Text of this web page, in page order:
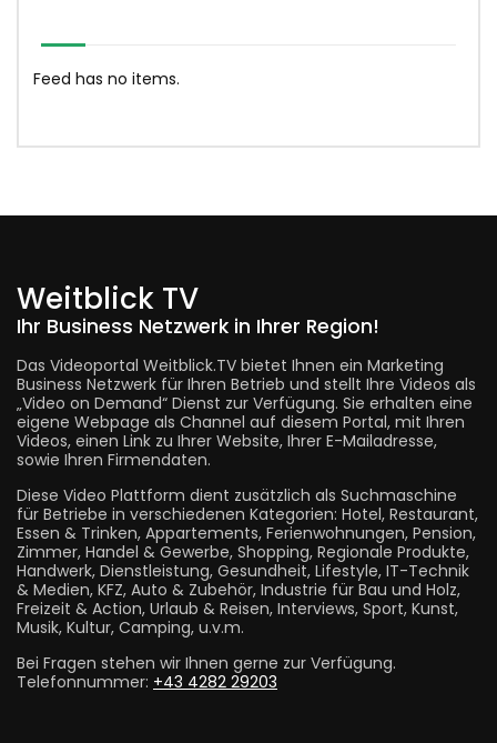
Feed has no items.
Weitblick TV
Ihr Business Netzwerk in Ihrer Region!
Das Videoportal Weitblick.TV bietet Ihnen ein Marketing
Business Netzwerk für Ihren Betrieb und stellt Ihre Videos als
„Video on Demand“ Dienst zur Verfügung. Sie erhalten eine
eigene Webpage als Channel auf diesem Portal, mit Ihren
Videos, einen Link zu Ihrer Website, Ihrer E-Mailadresse,
sowie Ihren Firmendaten.
Diese Video Plattform dient zusätzlich als Suchmaschine
für Betriebe in verschiedenen Kategorien: Hotel, Restaurant,
Essen & Trinken, Appartements, Ferienwohnungen, Pension,
Zimmer, Handel & Gewerbe, Shopping, Regionale Produkte,
Handwerk, Dienstleistung, Gesundheit, Lifestyle, IT-Technik
& Medien, KFZ, Auto & Zubehör, Industrie für Bau und Holz,
Freizeit & Action, Urlaub & Reisen, Interviews, Sport, Kunst,
Musik, Kultur, Camping, u.v.m.
Bei Fragen stehen wir Ihnen gerne zur Verfügung.
Telefonnummer: +43 4282 29203